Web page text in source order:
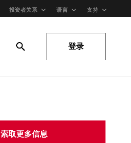
投资者关系 语言 支持
登录
索取更多信息